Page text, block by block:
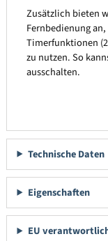
Zusätzlich bieten
Fernbedienung
Timerfunktionen
zu nutzen. So
ausschalten.
Technische Daten
Eigenschaften
EU